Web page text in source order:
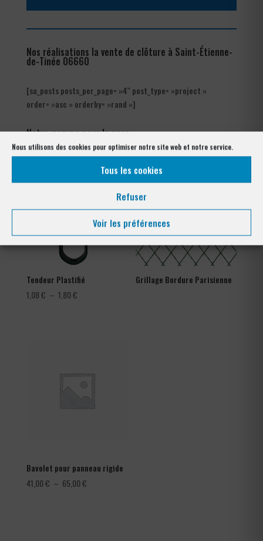
Nous utilisons des cookies pour optimiser notre site web et notre service.
Tous les cookies
Refuser
Voir les préférences
Nos réalisations la vente de clôture à Saint-Étienne-
de-Tinée 06660
[su_posts posts_per_page= »4″ post_type= »project »
order= »asc » orderby= »rand »]
Notre gamme pour la pose
à Saint-Étienne-de-Tinée 06660
Tendeur Plastifié
1,08€ – 1,80€Plage
Grillage Bordure Parisienne
Bavolet pour panneau rigide
41,00€ – 65,00€Plage